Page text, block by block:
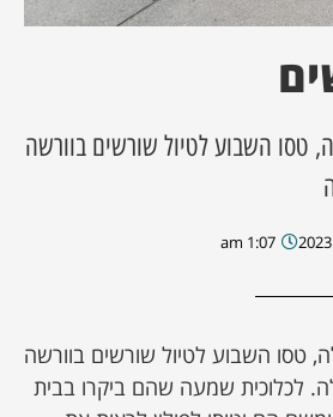
טסו השבוע לטיול שורשים בוורשה
1:07 am
טסו השבוע לטיול שורשים בוורשה
לכלוכית שמעה שהם ביקרו בבית